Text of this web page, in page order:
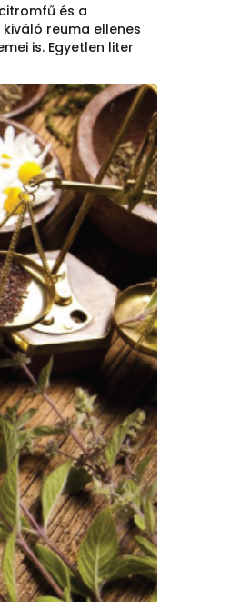
és a
reuma ellenes
is. Egyetlen liter